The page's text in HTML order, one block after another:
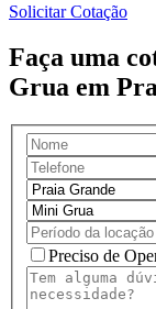
Solicitar Cotação
Faça uma
Grua em
Preciso de